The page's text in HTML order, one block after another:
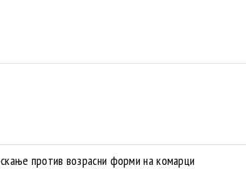
против возрасни форми на комарци